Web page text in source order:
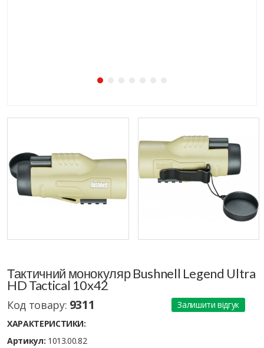
Тактичний монокуляр Bushnell Legend Ultra
HD Tactical 10x42
Код товару: 9311
Залишити відгук
ХАРАКТЕРИСТИКИ:
Артикул: 1013.00.82